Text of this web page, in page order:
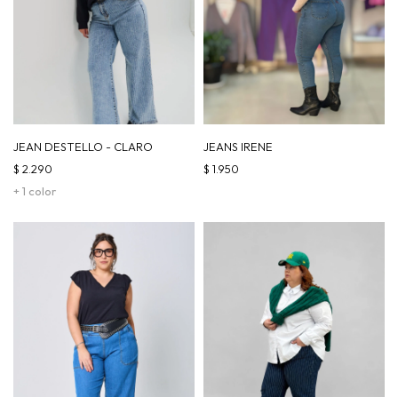
JEAN DESTELLO - CLARO
+ 1 color
$ 2.290
JEANS IRENE
$ 1.950